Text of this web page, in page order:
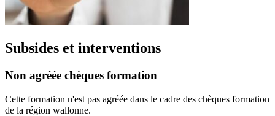
Subsides et interventions
Non agréée chèques formation
Cette formation n'est pas agréée dans le cadre des chèques formation
de la région wallonne.